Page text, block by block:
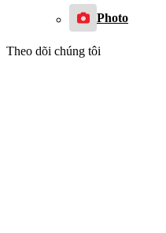
Photo
Theo dõi chúng tôi